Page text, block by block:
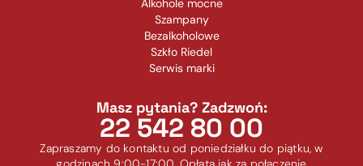
Szampany
Bezalkoholowe
Szkło Riedel
Serwis marki
Masz pytania? Zadzwoń:
22 542 80 00
Zapraszamy do kontaktu od poniedziałku do piątku, w